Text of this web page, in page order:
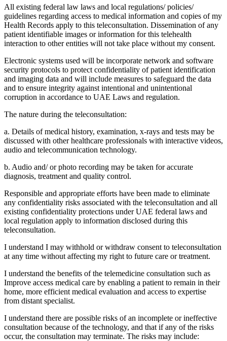
All existing federal law laws and local regulations/ policies/
guidelines regarding access to medical information and copies of my
Health Records apply to this teleconsultation. Dissemination of any
patient identifiable images or information for this telehealth
interaction to other entities will not take place without my consent.
Electronic systems used will be incorporate network and software
security protocols to protect confidentiality of patient identification
and imaging data and will include measures to safeguard the data
and to ensure integrity against intentional and unintentional
corruption in accordance to UAE Laws and regulation.
The nature during the teleconsultation:
a. Details of medical history, examination, x-rays and tests may be
discussed with other healthcare professionals with interactive videos,
audio and telecommunication technology.
b. Audio and/ or photo recording may be taken for accurate
diagnosis, treatment and quality control.
Responsible and appropriate efforts have been made to eliminate
any confidentiality risks associated with the teleconsultation and all
existing confidentiality protections under UAE federal laws and
local regulation apply to information disclosed during this
teleconsultation.
I understand I may withhold or withdraw consent to teleconsultation
at any time without affecting my right to future care or treatment.
I understand the benefits of the telemedicine consultation such as
Improve access medical care by enabling a patient to remain in their
home, more efficient medical evaluation and access to expertise
from distant specialist.
I understand there are possible risks of an incomplete or ineffective
consultation because of the technology, and that if any of the risks
occur, the consultation may terminate. The risks may include: